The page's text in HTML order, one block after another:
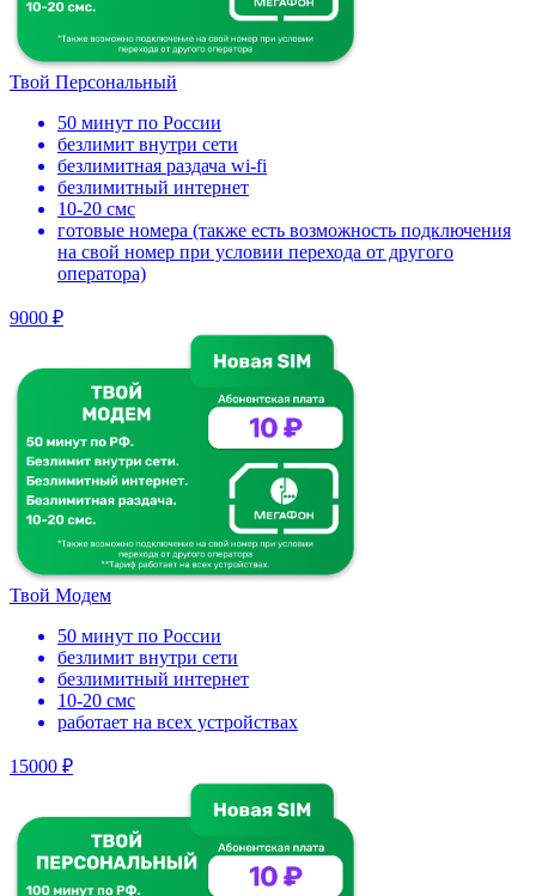
Твой Персональный
50 минут по России
безлимит внутри сети
безлимитная раздача wi-fi
безлимитный интернет
10-20 смс
готовые номера (также есть возможность подключения
на свой номер при условии перехода от другого
оператора)
9000 ₽
Твой Модем
50 минут по России
безлимит внутри сети
безлимитный интернет
10-20 смс
работает на всех устройствах
15000 ₽